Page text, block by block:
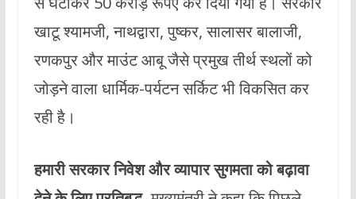
खाटू श्यामजी, नाथद्वारा, पुष्कर, सालासर बालाजी,
रणकपुर और माउंट आबू जैसे प्रमुख तीर्थ स्थलों को
जोड़ने वाला धार्मिक-पर्यटन सर्किट भी विकसित कर
रही है।
हमारी सरकार निवेश और व्यापार सुगमता को बढ़ावा